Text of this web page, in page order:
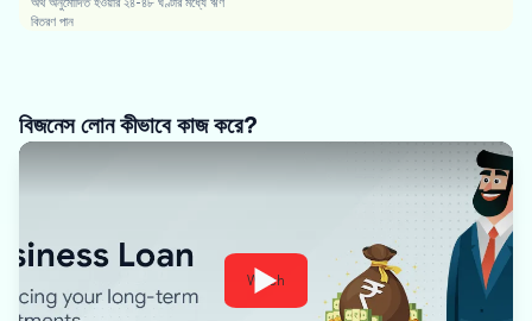
বিতরণ পান
বিজনেস লোন কীভাবে কাজ করে?
Watch